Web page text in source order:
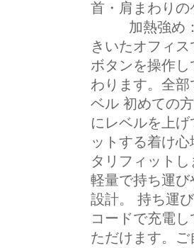
首・肩まわり
加熱強め：
きいたオフィ
ボタンを操作
わります。全
ベル 初めての
にレベルを上
ットする着け
タリフィット
軽量で持ち運
設計。 持ち運
コードで充電
ただけます。